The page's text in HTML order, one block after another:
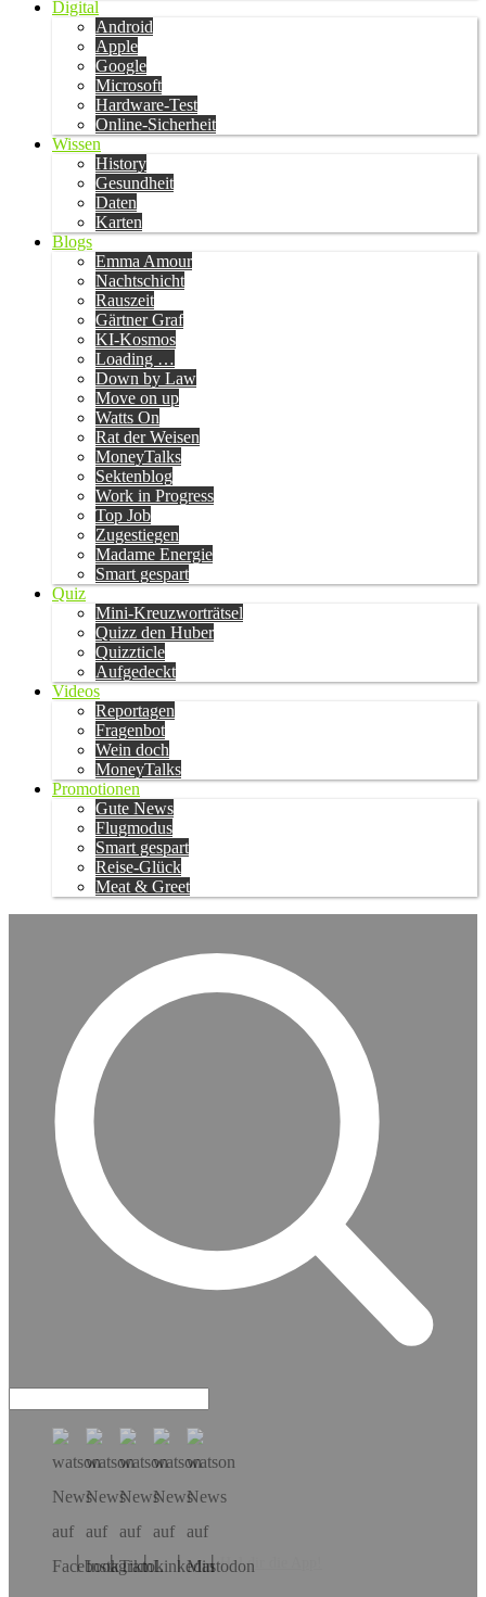
Digital
Android
Apple
Google
Microsoft
Hardware-Test
Online-Sicherheit
Wissen
History
Gesundheit
Daten
Karten
Blogs
Emma Amour
Nachtschicht
Rauszeit
Gärtner Graf
KI-Kosmos
Loading …
Down by Law
Move on up
Watts On
Rat der Weisen
MoneyTalks
Sektenblog
Work in Progress
Top Job
Zugestiegen
Madame Energie
Smart gespart
Quiz
Mini-Kreuzworträtsel
Quizz den Huber
Quizzticle
Aufgedeckt
Videos
Reportagen
Fragenbot
Wein doch
MoneyTalks
Promotionen
Gute News
Flugmodus
Smart gespart
Reise-Glück
Meat & Greet
Hol dir die App!